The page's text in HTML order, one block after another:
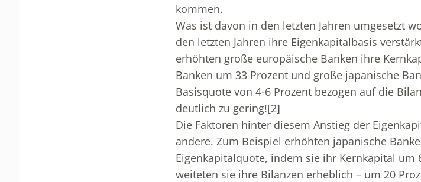
kommen.
Was ist davon in den letzten Jahren umgesetzt
den letzten Jahren ihre Eigenkapitalbasis
erhöhten große europäische Banken ihre
Banken um 33 Prozent und große japanische
Basisquote von 4-6 Prozent bezogen auf die
deutlich zu gering![2]
Die Faktoren hinter diesem Anstieg der
andere. Zum Beispiel erhöhten japanische
Eigenkapitalquote, indem sie ihr Kernkapital um
weiteten sie ihre Bilanzen erheblich – um 20